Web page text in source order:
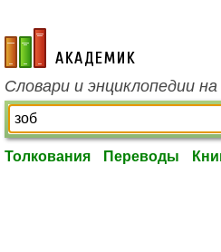
academic.ru
Словари и энциклопедии
Толкования Переводы